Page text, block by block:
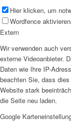
Hier klicken, um
Wordfence
Extern
Wir verwenden auch
externe Videoanbieter.
Daten wie Ihre IP-
beachten Sie, dass
Website stark
die Seite neu laden.
Google